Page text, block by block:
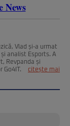
News
Vlad și-a urmat
analist Esports. A
Revpanda și
Go4IT.
citește mai